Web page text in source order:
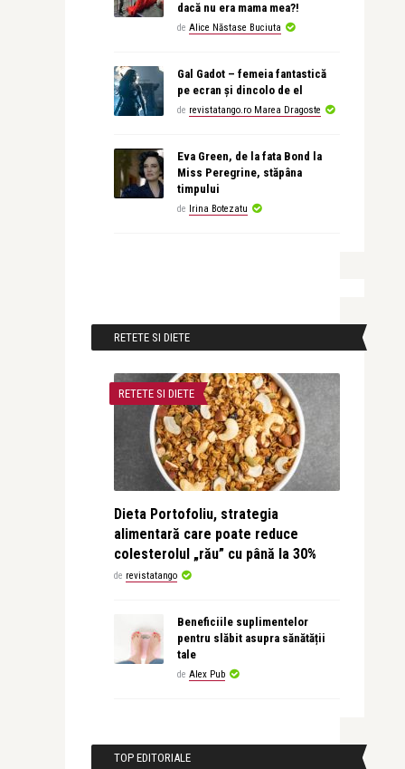
dacă nu era mama mea?!
de Alice Năstase Buciuta
Gal Gadot – femeia fantastică
pe ecran și dincolo de el
de revistatango.ro Marea Dragoste
Eva Green, de la fata Bond la
Miss Peregrine, stăpâna
timpului
de Irina Botezatu
RETETE SI DIETE
RETETE SI DIETE
Dieta Portofoliu, strategia
alimentară care poate reduce
colesterolul „rău” cu până la 30%
de revistatango
Beneficiile suplimentelor
pentru slăbit asupra sănătății
tale
de Alex Pub
TOP EDITORIALE